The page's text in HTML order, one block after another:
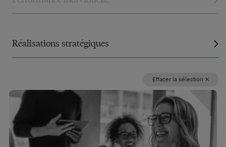
Réalisations stratégiques x
Effacer la sélection ✕